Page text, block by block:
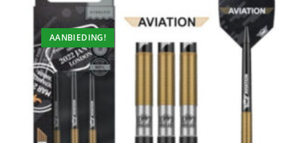
AANBIEDING!